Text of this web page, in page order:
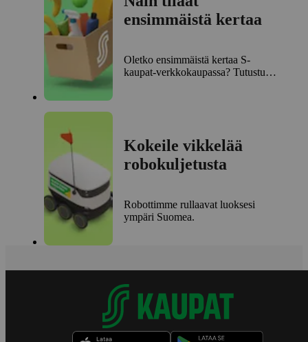
ensimmäistä kertaa
Oletko ensimmäistä kertaa S-
kaupat-verkkokaupassa? Tutustu
Kokeile vikkelää
robokuljetusta
Robottimme rullaavat luoksesi
ympäri Suomea.